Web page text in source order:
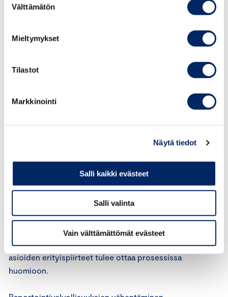
valinta
Välttämätön
Mieltymykset
Tilastot
Markkinointi
Näytä tiedot
Salli kaikki evästeet
Salli valinta
Vain välttämättömät evästeet
Vastausvelvollisuuden käsite ja vaikutus jää
elinkeinonharjoittajalle vapaaehtoista. Ehdotus jättää
ei velvollisuudesta huolimatta anneta.
vaihtoehtoinen riidanratkaisujärjestelmä toimii
tältäkin osin hyvin ja asia voidaan ratkaista riippumatta
siitä, antaako elinkeinonharjoittaja asiassa vastaustaan
Asioiden niputtaminen
Keskuskauppakamari ei myöskään varauksetta kannata
sitä, että vaihtoehtoiset
riidanratkaisuelimet voisivat niputtaa samaa
elinkeinonharjoittajaa koskevat ja samanlaisia piirteitä
koskevat asiat yhteen prosessiin. Joka tapauksessa eri
asioiden erityispiirteet tulee ottaa prosessissa
huomioon.